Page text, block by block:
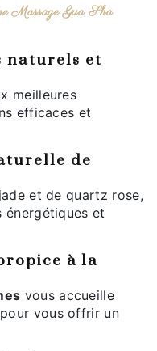
efficaces et
énergétiques et
vous accueille
vous offrir un